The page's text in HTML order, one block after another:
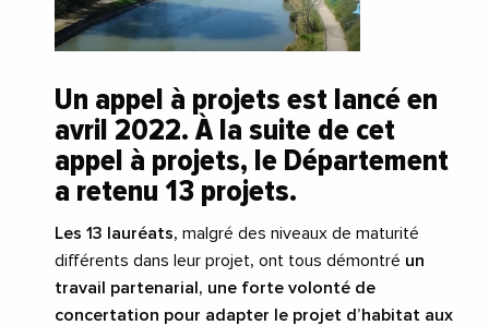
Un appel à projets est lancé en
avril 2022. À la suite de cet
appel à projets, le Département
a retenu 13 projets.
Les 13 lauréats, malgré des niveaux de maturité
différents dans leur projet, ont tous démontré un
travail partenarial, une forte volonté de
concertation pour adapter le projet d’habitat aux